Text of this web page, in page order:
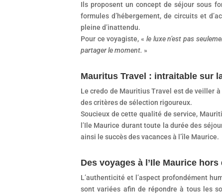
Ils proposent un concept de séjour sous
formules d’hébergement, de circuits et
pleine d’inattendu.
Pour ce voyagiste, « le luxe n’est pas
partager le moment. »
Mauritus Travel : intraitable sur
Le credo de Mauritius Travel est de veiller
des critères de sélection rigoureux.
Soucieux de cette qualité de service,
l’Ile Maurice durant toute la durée des
ainsi le succès des vacances à l’île Maurice.
Des voyages à l’Ile Maurice
L’authenticité et l’aspect profondément
sont variées afin de répondre à tous les